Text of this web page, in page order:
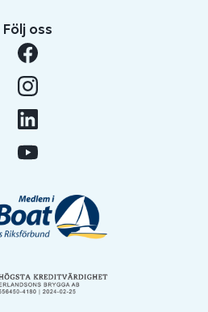
Följ oss